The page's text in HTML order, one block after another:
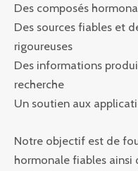
Des composés
Des sources fiables et
rigoureuses
Des informations
recherche
Un soutien aux
Notre objectif est de
hormonale fiables